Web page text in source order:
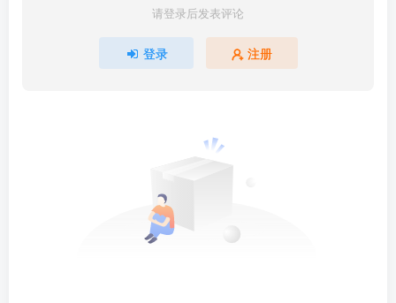
请登录后发表评论
登录 注册